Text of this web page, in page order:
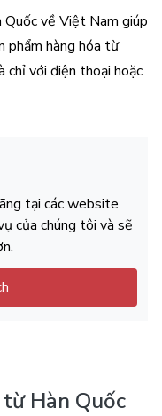
về Việt Nam giúp
phẩm hàng hóa từ
chỉ với điện thoại hoặc
tại các website
của chúng tôi và sẽ
Hàn Quốc